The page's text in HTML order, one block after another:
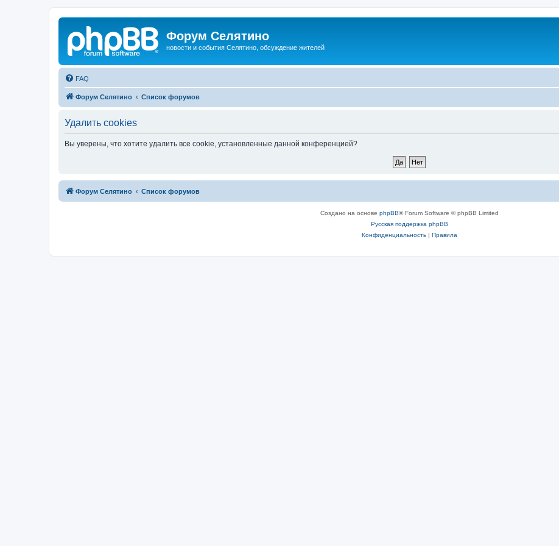
Форум Селятино
новости и события Селятино, обсуждение жителей
FAQ
Форум Селятино Список форумов
Удалить cookies
Вы уверены, что хотите удалить все cookie, установленные данной конференцией?
Форум Селятино Список форумов
Создано на основе phpBB® Forum Software © phpBB Limited
Русская поддержка phpBB
Конфиденциальность| Правила